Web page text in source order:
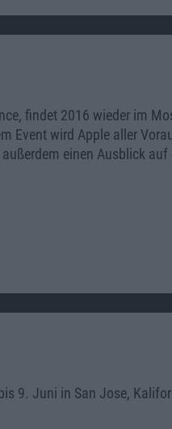
findet 2016 wieder im
Event wird Apple aller
einen Ausblick auf
9. Juni in San Jose,